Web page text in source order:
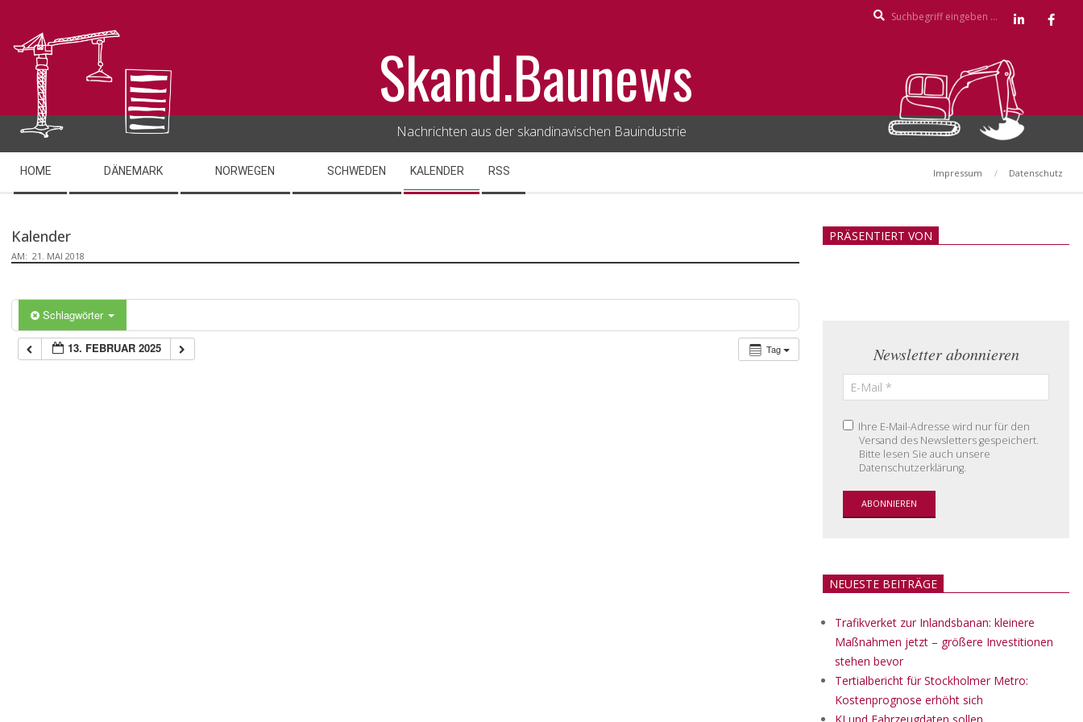
content
Skand.Baunews
Nachrichten aus der skandinavischen Bauindustrie
Navigation
Menu
HOME DÄNEMARK NORWEGEN SCHWEDEN KALENDER RSS Impressum Datenschutz
Kalender
AM: 21. MAI 2018
Schlagwörter
Tag
13. FEBRUAR 2025
PRÄSENTIERT VON
Newsletter abonnieren
Ihre E-Mail-Adresse wird nur für den
Versand des Newsletters gespeichert.
Bitte lesen Sie auch unsere
Datenschutzerklärung.
NEUESTE BEITRÄGE
Trafikverket zur Inlandsbanan: kleinere
Maßnahmen jetzt – größere Investitionen
stehen bevor
Tertialbericht für Stockholmer Metro:
Kostenprognose erhöht sich